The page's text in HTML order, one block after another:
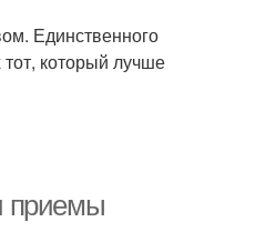
Единственного
который лучше
приемы